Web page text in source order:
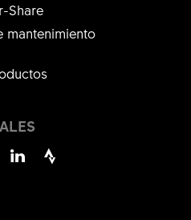
Share
mantenimiento